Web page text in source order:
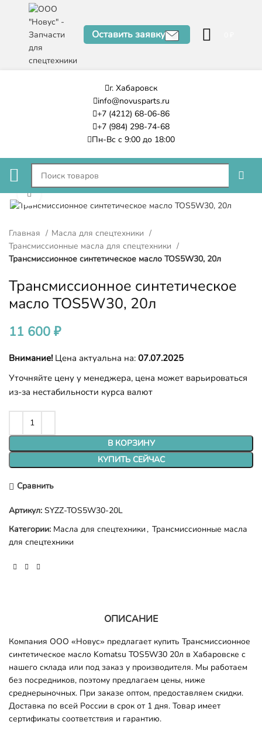
Оставить заявку
г. Хабаровск
info@novusparts.ru
+7 (4212) 68-06-86
+7 (984) 298-74-68
Пн-Вс с 9:00 до 18:00
Нажмите, чтобы увеличить
Главная
Масла для спецтехники
Трансмиссионные масла для спецтехники
Трансмиссионное синтетическое масло TOS5W30, 20л
Трансмиссионное синтетическое
масло TOS5W30, 20л
11 600 ₽
Внимание! Цена актуальна на: 07.07.2025
Уточняйте цену у менеджера, цена может варьироваться
из-за нестабильности курса валют
В КОРЗИНУ
КУПИТЬ СЕЙЧАС
Сравнить
Артикул: SYZZ-TOS5W30-20L
Категории: Масла для спецтехники , Трансмиссионные масла
для спецтехники
ОПИСАНИЕ
Компания ООО «Новус» предлагает купить Трансмиссионное
синтетическое масло Komatsu TOS5W30 20л в Хабаровске с
нашего склада или под заказ у производителя. Мы работаем
без посредников, поэтому предлагаем цены, ниже
среднерыночных. При заказе оптом, предоставляем скидки.
Доставка по всей России в срок от 1 дня. Товар имеет
сертификаты соответствия и гарантию.